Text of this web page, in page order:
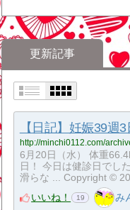
更新記事
【日記】妊娠39週
http://minchi0112.com/
6月20日（水） 体重
日！ 今日は健診日でし
滑らな ... Copyright ©
いいね！
19 み